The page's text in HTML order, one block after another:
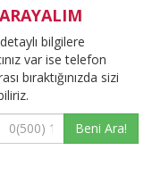
bilgilere
var ise telefon
bıraktığınızda sizi
Beni Ara!